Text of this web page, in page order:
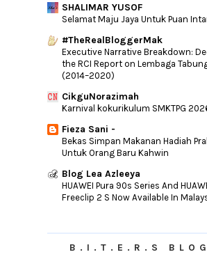
5 Zikir Pembuka Rezeki
Bukan Cool Tapi Kool
Pi Mai FM Dan Bertukar Ke
Wordless : Erti Hidup
SMART Selangor
4 Tahun Sekali
Tips Tambah Traffik Blog
►February(19)
►January(32)
2014 (46)
SHALIMAR YUSOF
Selamat Maju Jaya Untuk Puan
#TheRealBloggerMak
Executive Narrative Breakdown:
the RCI Report on Lembaga
(2014–2020)
CikguNorazimah
Karnival kokurikulum SMKTPG
Fieza Sani -
Bekas Simpan Makanan Hadiah
Untuk Orang Baru Kahwin
Blog Lea Azleeya
HUAWEI Pura 90s Series And
Freeclip 2 S Now Available In
B.I.T.E.R.S